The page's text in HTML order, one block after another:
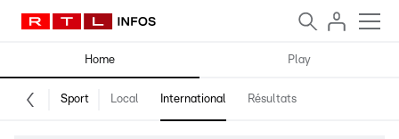
Home Play
Sport Local International Résultats